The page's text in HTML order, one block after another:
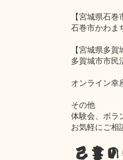
【宮城県石巻
石巻市かわま
【宮城県多賀
多賀城市市民
オンライン幸
その他
体験会、ボラ
お気軽にご相
己書